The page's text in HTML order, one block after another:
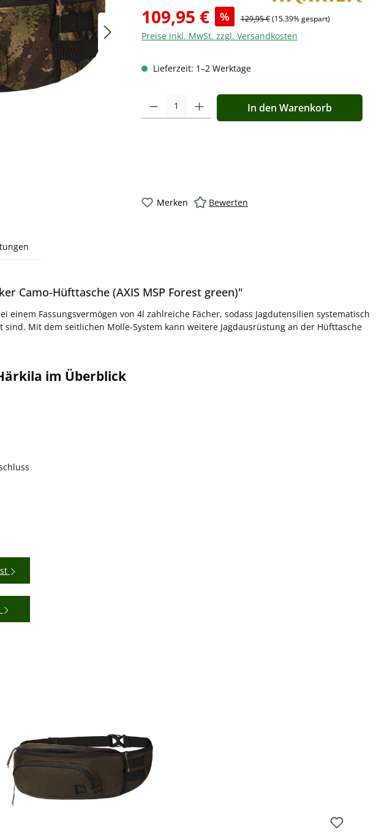
109,95 € % 129,95 €(15.39% gespart)
Preise inkl. MwSt. zzgl. Versandkosten
Lieferzeit: 1–2 Werktage
Produkt Anzahl: Gib den gewünschten Wert ein oder
In den Warenkorb
Merken Bewerten
Camo-Hüfttasche (AXIS MSP Forest green)"
einem Fassungsvermögen von 4l zahlreiche Fächer, sodass Jagdutensilien systematisch
Mit dem seitlichen Molle-System kann weitere Jagdausrüstung an der Hüfttasche
im Überblick